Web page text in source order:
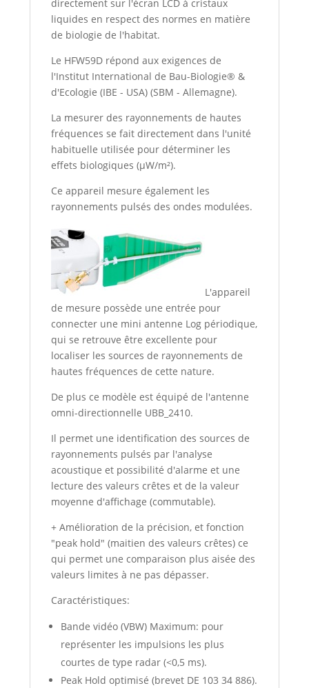
directement sur l'écran LCD à cristaux
liquides en respect des normes en matière
de biologie de l'habitat.
Le HFW59D répond aux exigences de
l'Institut International de Bau-Biologie® &
d'Ecologie (IBE - USA) (SBM - Allemagne).
La mesurer des rayonnements de hautes
fréquences se fait directement dans l'unité
habituelle utilisée pour déterminer les
effets biologiques (µW/m²).
Ce appareil mesure également les
rayonnements pulsés des ondes modulées.
L'appareil
de mesure possède une entrée pour
connecter une mini antenne Log périodique,
qui se retrouve être excellente pour
localiser les sources de rayonnements de
hautes fréquences de cette nature.
De plus ce modèle est équipé de l'antenne
omni-directionnelle UBB_2410.
Il permet une identification des sources de
rayonnements pulsés par l'analyse
acoustique et possibilité d'alarme et une
lecture des valeurs crêtes et de la valeur
moyenne d'affichage (commutable).
+ Amélioration de la précision, et fonction
"peak hold" (maitien des valeurs crêtes) ce
qui permet une comparaison plus aisée des
valeurs limites à ne pas dépasser.
Caractéristiques:
Bande vidéo (VBW) Maximum: pour
représenter les impulsions les plus
courtes de type radar (<0,5 ms).
Peak Hold optimisé (brevet DE 103 34 886).